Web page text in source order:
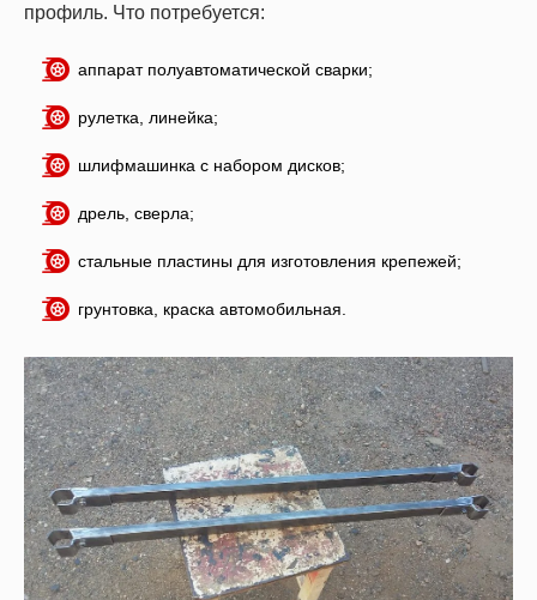
профиль. Что потребуется:
аппарат полуавтоматической сварки;
рулетка, линейка;
шлифмашинка с набором дисков;
дрель, сверла;
стальные пластины для изготовления крепежей;
грунтовка, краска автомобильная.